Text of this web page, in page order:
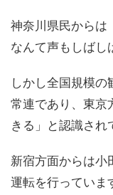
神奈川県民からは
なんて声もしばし
しかし全国規模
常連であり、東京
きる」と認識され
新宿方面からは小
運転を行っていま